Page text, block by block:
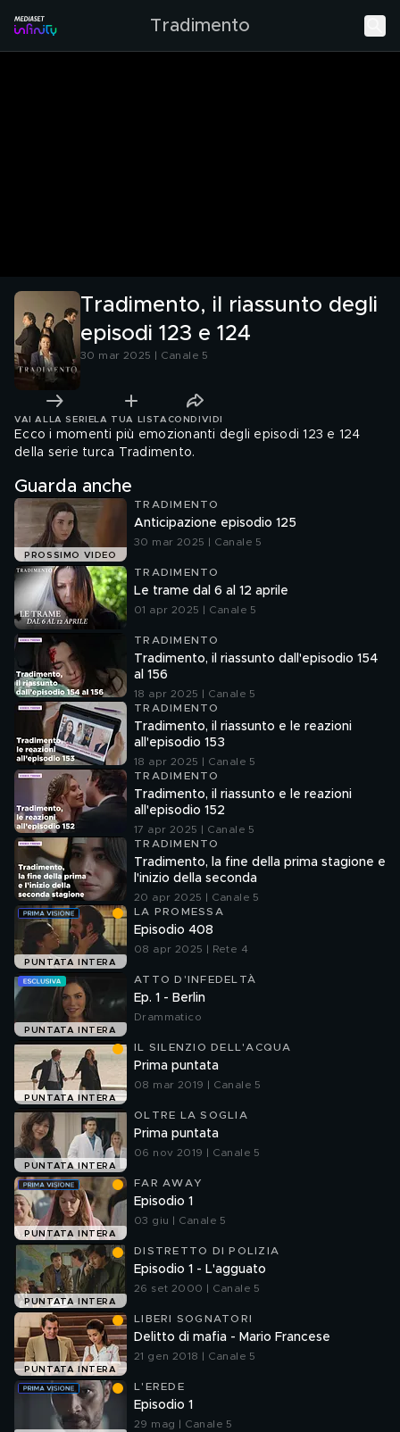
Tradimento
Tradimento, il riassunto degli
episodi 123 e 124
30 mar 2025 | Canale 5
VAI ALLA SERIE LA TUA LISTA CONDIVIDI
Ecco i momenti più emozionanti degli episodi 123 e 124
della serie turca Tradimento.
Guarda anche
PROSSIMO VIDEO
TRADIMENTO
Anticipazione episodio 125
30 mar 2025 | Canale 5
TRADIMENTO
Le trame dal 6 al 12 aprile
01 apr 2025 | Canale 5
TRADIMENTO
Tradimento, il riassunto dall'episodio 154
al 156
18 apr 2025 | Canale 5
TRADIMENTO
Tradimento, il riassunto e le reazioni
all'episodio 153
18 apr 2025 | Canale 5
TRADIMENTO
Tradimento, il riassunto e le reazioni
all'episodio 152
17 apr 2025 | Canale 5
TRADIMENTO
Tradimento, la fine della prima stagione e
l'inizio della seconda
20 apr 2025 | Canale 5
PUNTATA INTERA
LA PROMESSA
Episodio 408
08 apr 2025 | Rete 4
PUNTATA INTERA
ATTO D'INFEDELTÀ
Ep. 1 - Berlin
Drammatico
PUNTATA INTERA
IL SILENZIO DELL'ACQUA
Prima puntata
08 mar 2019 | Canale 5
PUNTATA INTERA
OLTRE LA SOGLIA
Prima puntata
06 nov 2019 | Canale 5
PUNTATA INTERA
FAR AWAY
Episodio 1
03 giu | Canale 5
PUNTATA INTERA
DISTRETTO DI POLIZIA
Episodio 1 - L'agguato
26 set 2000 | Canale 5
PUNTATA INTERA
LIBERI SOGNATORI
Delitto di mafia - Mario Francese
21 gen 2018 | Canale 5
L'EREDE
Episodio 1
29 mag | Canale 5